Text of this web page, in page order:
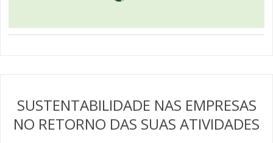
SUSTENTABILIDADE NAS EMPRESAS
NO RETORNO DAS SUAS ATIVIDADES